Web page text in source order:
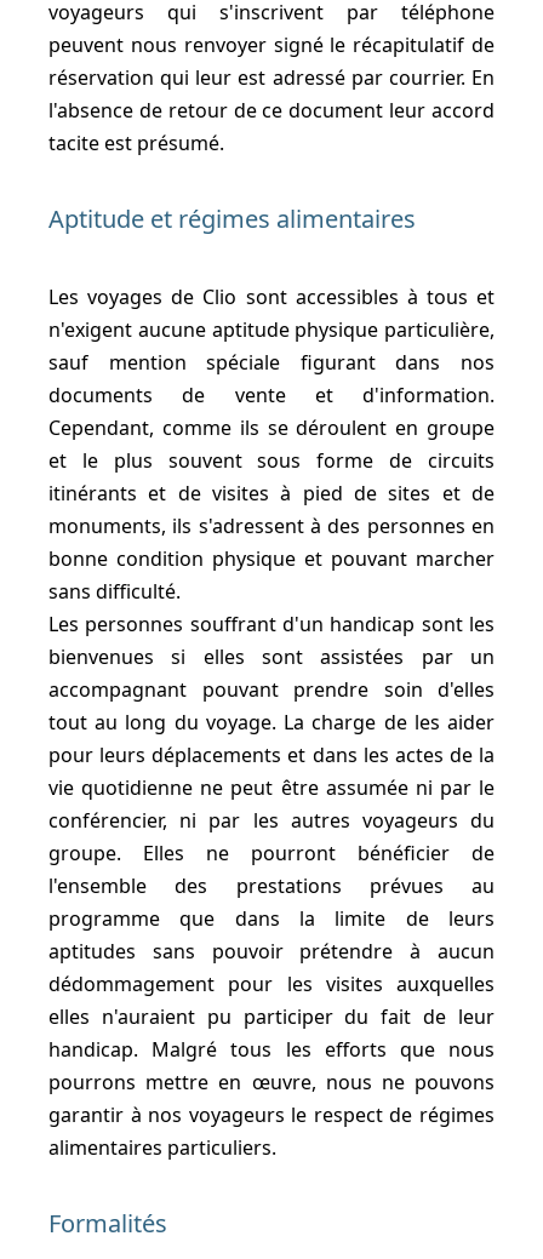
voyageurs qui s'inscrivent par téléphone
peuvent nous renvoyer signé le récapitulatif de
réservation qui leur est adressé par courrier. En
l'absence de retour de ce document leur accord
tacite est présumé.
Aptitude et régimes alimentaires
Les voyages de Clio sont accessibles à tous et
n'exigent aucune aptitude physique particulière,
sauf mention spéciale figurant dans nos
documents de vente et d'information.
Cependant, comme ils se déroulent en groupe
et le plus souvent sous forme de circuits
itinérants et de visites à pied de sites et de
monuments, ils s'adressent à des personnes en
bonne condition physique et pouvant marcher
sans difficulté.
Les personnes souffrant d'un handicap sont les
bienvenues si elles sont assistées par un
accompagnant pouvant prendre soin d'elles
tout au long du voyage. La charge de les aider
pour leurs déplacements et dans les actes de la
vie quotidienne ne peut être assumée ni par le
conférencier, ni par les autres voyageurs du
groupe. Elles ne pourront bénéficier de
l'ensemble des prestations prévues au
programme que dans la limite de leurs
aptitudes sans pouvoir prétendre à aucun
dédommagement pour les visites auxquelles
elles n'auraient pu participer du fait de leur
handicap. Malgré tous les efforts que nous
pourrons mettre en œuvre, nous ne pouvons
garantir à nos voyageurs le respect de régimes
alimentaires particuliers.
Formalités